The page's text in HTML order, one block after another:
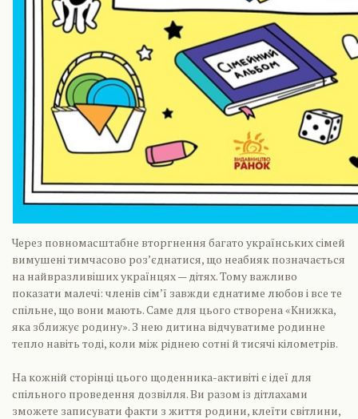
Через повномасштабне вторгнення багато українських сімей
вимушені тимчасово роз’єднатися, що неабияк позначається
на найвразливіших українцях — дітях. Тому важливо
показати малечі: членів сім’ї завжди єднатиме любов і все те
спільне, що вони мають. Саме для цього створена «Книжка,
яка зближує родину». З нею дитина відчуватиме родинне
тепло навіть тоді, коли між ріднею сотні й тисячі кілометрів.
На кожній сторінці цього щоденника-активіті є ідеї для
спільного проведення дозвілля. Ви разом із дітлахами
зможете записувати факти з життя родини, клеїти світлини,